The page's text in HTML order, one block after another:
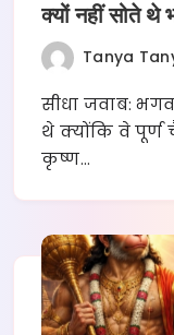
क्यों नहीं सोते थे
Tanya
सीधा जवाब:
थे क्योंकि वे पूर्ण
कृष्ण…